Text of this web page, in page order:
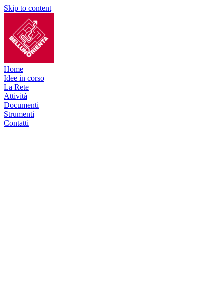
Skip to content
Home
Idee in corso
La Rete
Attività
Documenti
Strumenti
Contatti